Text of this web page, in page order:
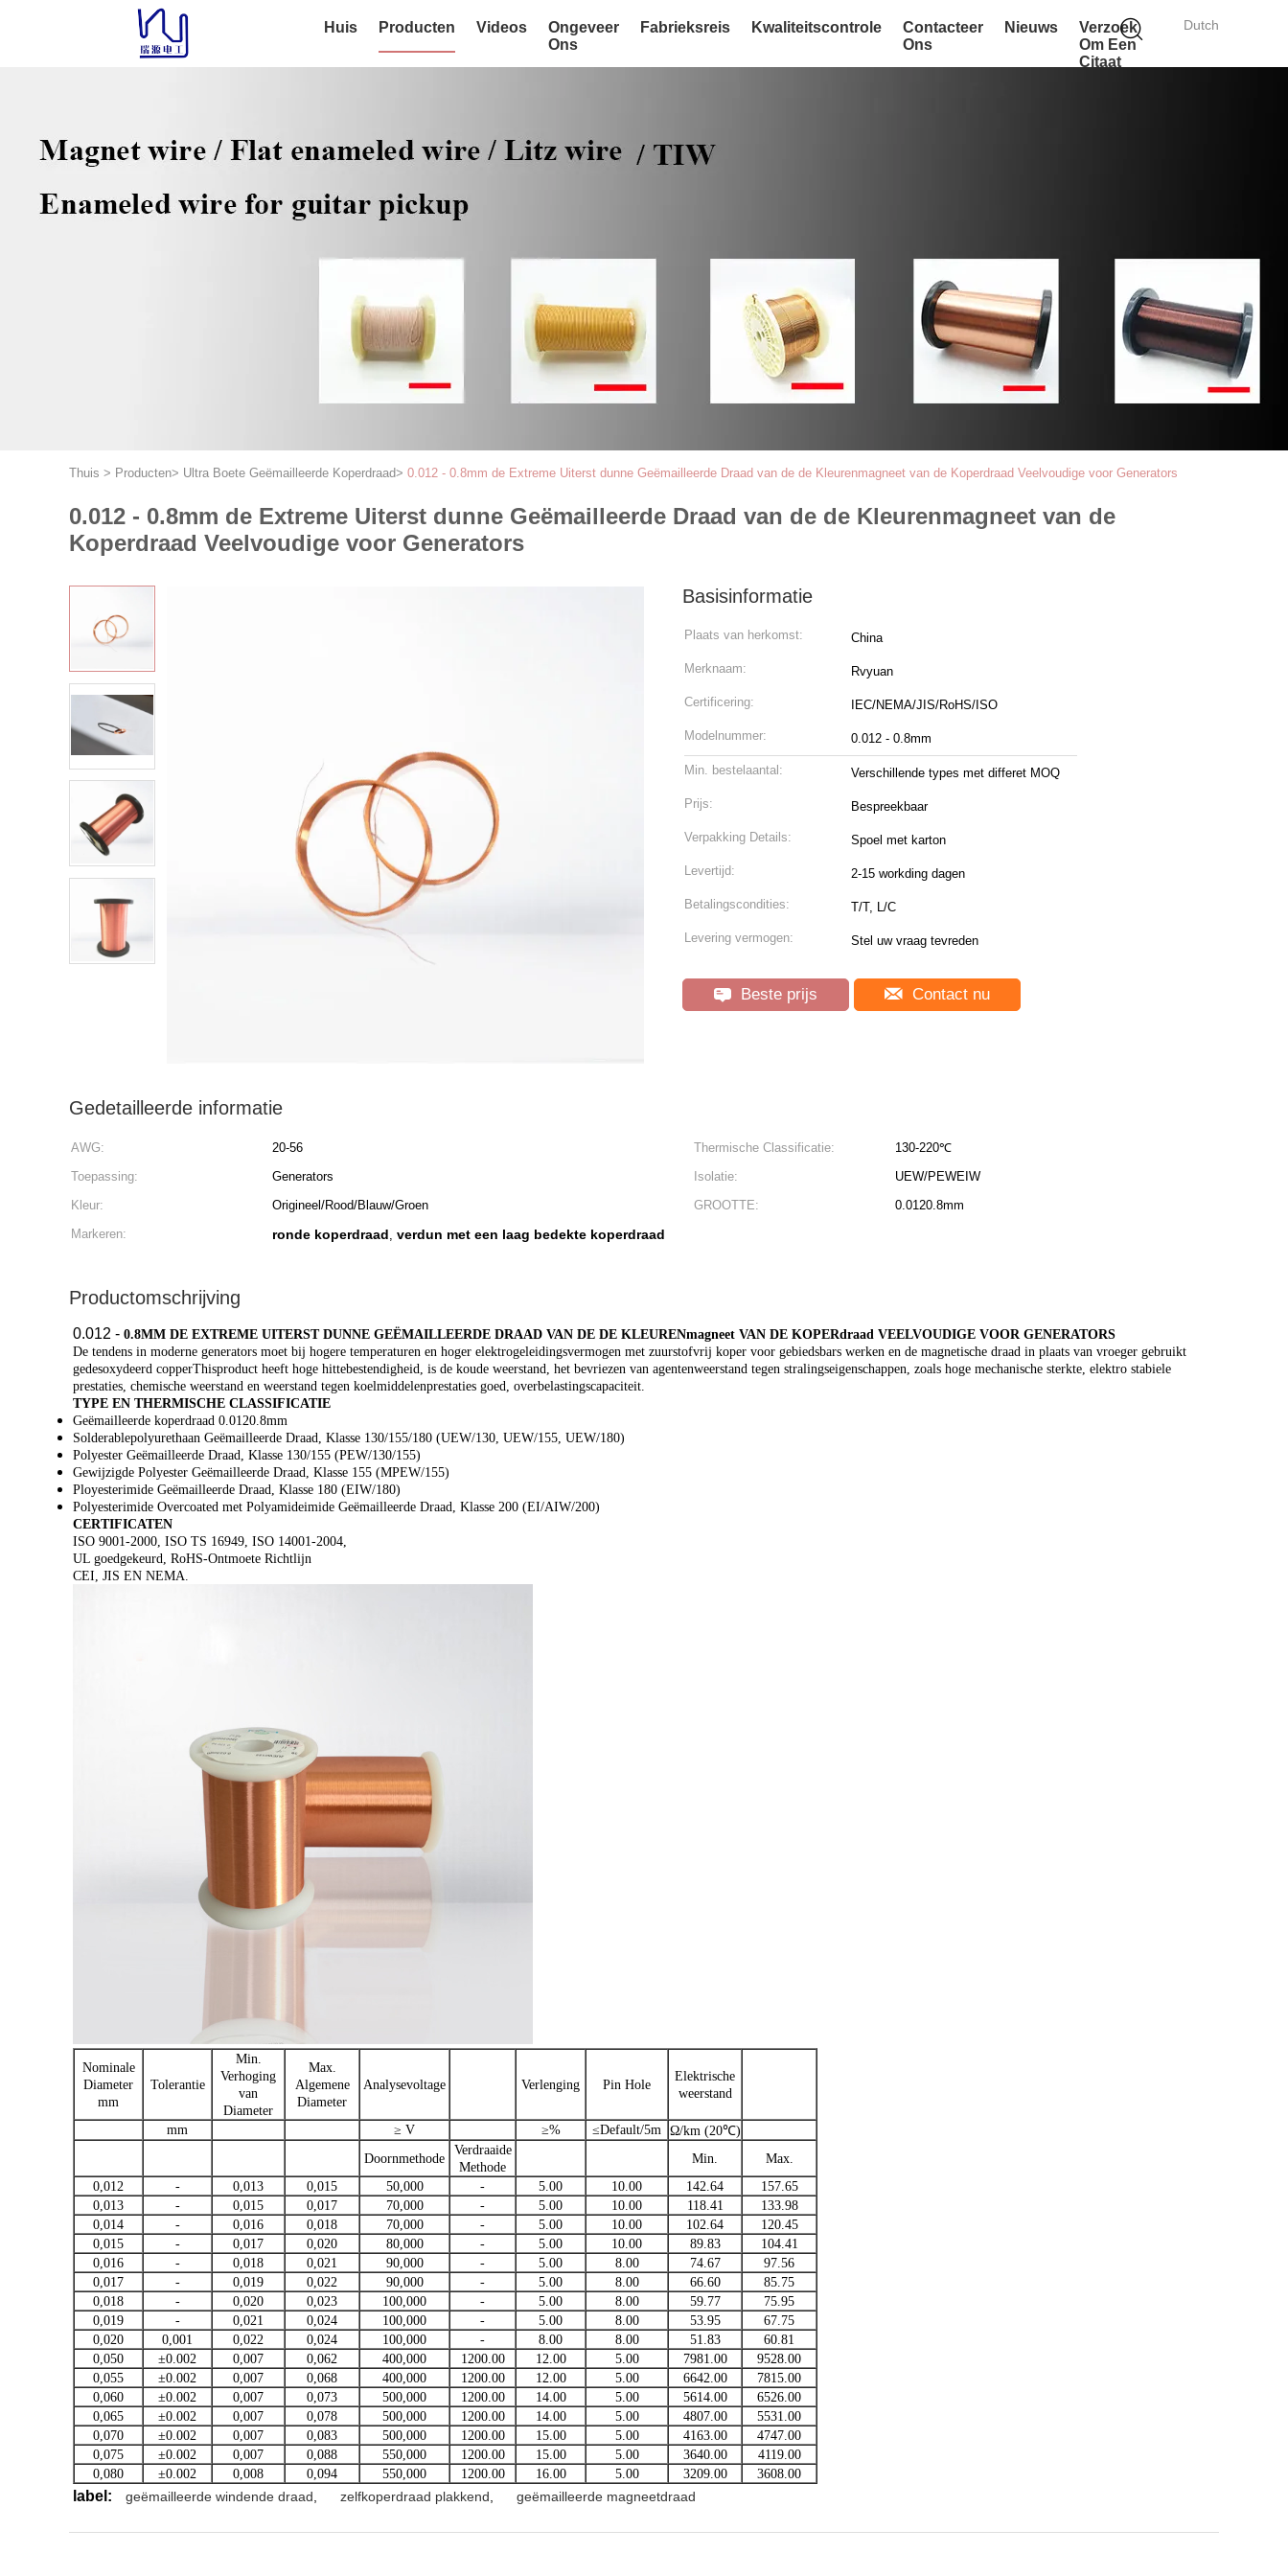
Dutch
Huis Producten Videos
Ongeveer
Ons
Fabrieksreis Kwaliteitscontrole
Contacteer
Ons
Nieuws
Verzoek
Om Een
Citaat
Thuis > Producten> Ultra Boete Geëmailleerde Koperdraad> 0.012 - 0.8mm de Extreme Uiterst dunne Geëmailleerde Draad van de de Kleurenmagneet van de Koperdraad Veelvoudige voor Generators
0.012 - 0.8mm de Extreme Uiterst dunne Geëmailleerde Draad van de de Kleurenmagneet van de
Koperdraad Veelvoudige voor Generators
Basisinformatie
Plaats van herkomst: China
Merknaam: Rvyuan
Certificering: IEC/NEMA/JIS/RoHS/ISO
Modelnummer: 0.012 - 0.8mm
Min. bestelaantal: Verschillende types met differet MOQ
Prijs: Bespreekbaar
Verpakking Details: Spoel met karton
Levertijd: 2-15 workding dagen
Betalingscondities: T/T, L/C
Levering vermogen: Stel uw vraag tevreden
Beste prijs Contact nu
Gedetailleerde informatie
AWG: 20-56 Thermische Classificatie:
130-220℃
Toepassing:
Generators Isolatie:
UEW/PEWEIW
Kleur:
Origineel/Rood/Blauw/Groen GROOTTE:
0.0120.8mm
Markeren:
ronde koperdraad, verdun met een laag bedekte koperdraad
Productomschrijving
0.012 - 0.8MM DE EXTREME UITERST DUNNE GEËMAILLEERDE DRAAD VAN DE DE KLEURENmagneet VAN DE KOPERdraad VEELVOUDIGE VOOR GENERATORS
De tendens in moderne generators moet bij hogere temperaturen en hoger elektrogeleidingsvermogen met zuurstofvrij koper voor gebiedsbars werken en de magnetische draad in plaats van vroeger gebruikt
gedesoxydeerd copperThisproduct heeft hoge hittebestendigheid, is de koude weerstand, het bevriezen van agentenweerstand tegen stralingseigenschappen, zoals hoge mechanische sterkte, elektro stabiele
prestaties, chemische weerstand en weerstand tegen koelmiddelenprestaties goed, overbelastingscapaciteit.
TYPE EN THERMISCHE CLASSIFICATIE
Geëmailleerde koperdraad 0.0120.8mm
Solderablepolyurethaan Geëmailleerde Draad, Klasse 130/155/180 (UEW/130, UEW/155, UEW/180)
Polyester Geëmailleerde Draad, Klasse 130/155 (PEW/130/155)
Gewijzigde Polyester Geëmailleerde Draad, Klasse 155 (MPEW/155)
Ployesterimide Geëmailleerde Draad, Klasse 180 (EIW/180)
Polyesterimide Overcoated met Polyamideimide Geëmailleerde Draad, Klasse 200 (EI/AIW/200)
CERTIFICATEN
ISO 9001-2000, ISO TS 16949, ISO 14001-2004,
UL goedgekeurd, RoHS-Ontmoete Richtlijn
CEI, JIS EN NEMA.
Nominale
Diameter
mm
Tolerantie
Min.
Verhoging
van
Diameter
Max.
Algemene
Diameter
Analysevoltage Verlenging Pin Hole
Elektrische
weerstand
mm ≥ V ≥% ≤Default/5m Ω/km (20℃)
Doornmethode
Verdraaide
Methode
Min.
Max.
0,012
- 0,013 0,015 50,000 - 5.00 10.00 142.64
157.65
0,013
- 0,015 0,017 70,000 - 5.00 10.00 118.41
133.98
0,014
- 0,016 0,018 70,000 - 5.00 10.00 102.64
120.45
0,015
- 0,017 0,020 80,000 - 5.00 10.00 89.83
104.41
0,016
- 0,018 0,021 90,000 - 5.00 8.00 74.67
97.56
0,017
- 0,019 0,022 90,000 - 5.00 8.00 66.60
85.75
0,018
- 0,020 0,023 100,000 - 5.00 8.00 59.77
75.95
0,019
- 0,021 0,024 100,000 - 5.00 8.00 53.95
67.75
0,020
0,001 0,022 0,024 100,000 - 8.00 8.00 51.83
60.81
0,050
±0.002 0,007 0,062 400,000 1200.00 12.00 5.00 7981.00
9528.00
0,055
±0.002 0,007 0,068 400,000 1200.00 12.00 5.00 6642.00
7815.00
0,060
±0.002 0,007 0,073 500,000 1200.00 14.00 5.00 5614.00
6526.00
0,065
±0.002 0,007 0,078 500,000 1200.00 14.00 5.00 4807.00
5531.00
0,070
±0.002 0,007 0,083 500,000 1200.00 15.00 5.00 4163.00
4747.00
0,075
±0.002 0,007 0,088 550,000 1200.00 15.00 5.00 3640.00
4119.00
0,080
±0.002 0,008 0,094 550,000 1200.00 16.00 5.00 3209.00 3608.00
label: geëmailleerde windende draad zelfkoperdraad plakkend geëmailleerde magneetdraad